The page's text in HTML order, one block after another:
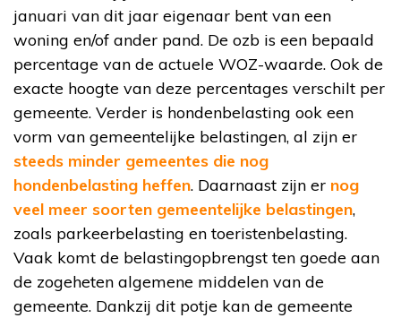
januari van dit jaar eigenaar bent van een
woning en/of ander pand. De ozb is een bepaald
percentage van de actuele WOZ-waarde. Ook de
exacte hoogte van deze percentages verschilt per
gemeente. Verder is hondenbelasting ook een
vorm van gemeentelijke belastingen, al zijn er
steeds minder gemeentes die nog
hondenbelasting heffen. Daarnaast zijn er nog
veel meer soorten gemeentelijke belastingen,
zoals parkeerbelasting en toeristenbelasting.
Vaak komt de belastingopbrengst ten goede aan
de zogeheten algemene middelen van de
gemeente. Dankzij dit potje kan de gemeente